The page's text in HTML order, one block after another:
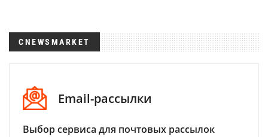
CNEWSMARKET
Email-рассылки
Выбор сервиса для почтовых рассылок